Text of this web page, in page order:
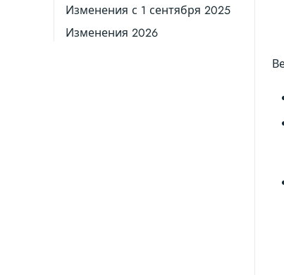
Изменения с 1 сентября 2025
Изменения 2026